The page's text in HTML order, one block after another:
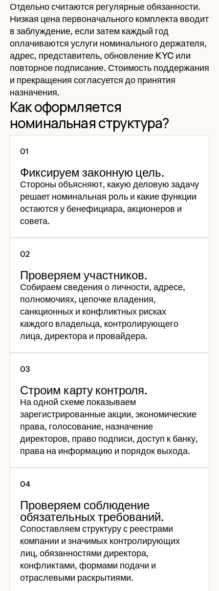
Отдельно считаются регулярные обязанности.
Низкая цена первоначального комплекта вводит
в заблуждение, если затем каждый год
оплачиваются услуги номинального держателя,
адрес, представитель, обновление KYC или
повторное подписание. Стоимость поддержания
и прекращения согласуется до принятия
назначения.
Как оформляется
номинальная структура?
Фиксируем законную цель.
Стороны объясняют, какую деловую задачу
решает номинальная роль и какие функции
остаются у бенефициара, акционеров и
совета.
Проверяем участников.
Собираем сведения о личности, адресе,
полномочиях, цепочке владения,
санкционных и конфликтных рисках
каждого владельца, контролирующего
лица, директора и провайдера.
Строим карту контроля.
На одной схеме показываем
зарегистрированные акции, экономические
права, голосование, назначение
директоров, право подписи, доступ к банку,
права на информацию и порядок выхода.
Проверяем соблюдение
обязательных требований.
Сопоставляем структуру с реестрами
компании и значимых контролирующих
лиц, обязанностями директора,
конфликтами, формами подачи и
отраслевыми раскрытиями.